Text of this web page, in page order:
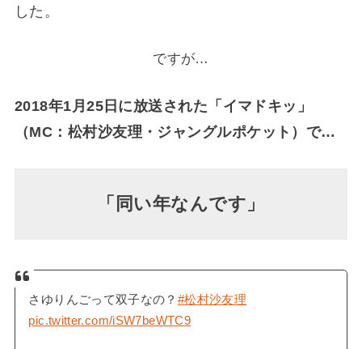
した。
ですが…
2018年1月25日に放送された「イマドキッ」
（MC：松村沙友理・ジャングルポケット）で…
「同い年なんです」
さゆりんごって双子なの？ #松村沙友理
pic.twitter.com/iSW7beWTC9